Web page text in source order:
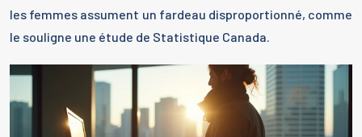
les femmes assument un fardeau disproportionné, comme
le souligne une étude de Statistique Canada.